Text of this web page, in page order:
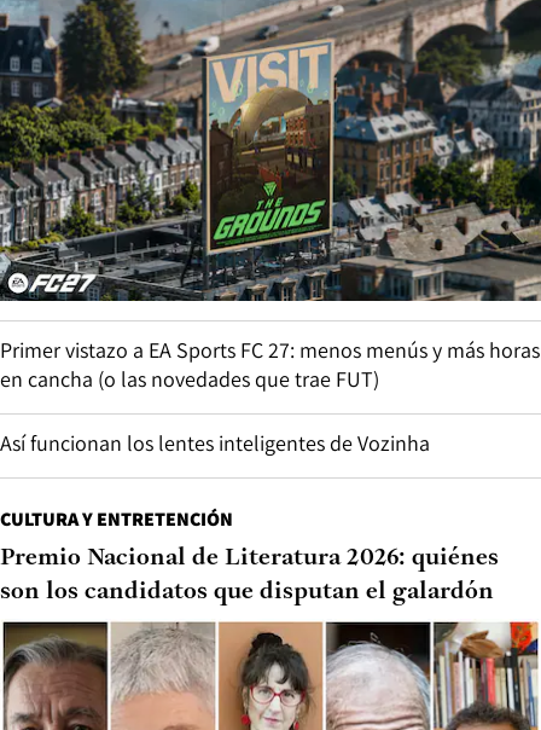
Primer vistazo a EA Sports FC 27: menos menús y más horas
en cancha (o las novedades que trae FUT)
Así funcionan los lentes inteligentes de Vozinha
CULTURA Y ENTRETENCIÓN
Premio Nacional de Literatura 2026: quiénes
son los candidatos que disputan el galardón